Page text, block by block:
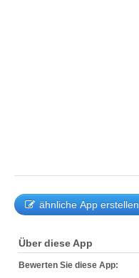
ähnliche App erstellen
Über diese App
Bewerten Sie diese App: